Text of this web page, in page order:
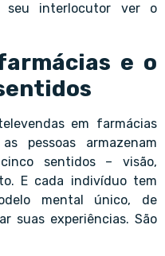
seu interlocutor ver o
e o
em farmácias
pessoas armazenam
sentidos – visão,
E cada indivíduo tem
mental único, de
suas experiências. São